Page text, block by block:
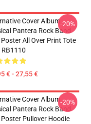
Cover Album
Pantera Rock Band
All Over Print Tote
RB1110
€ - 27,55 €
-20%
Cover Album
Pantera Rock Band
Pullover Hoodie
-20%